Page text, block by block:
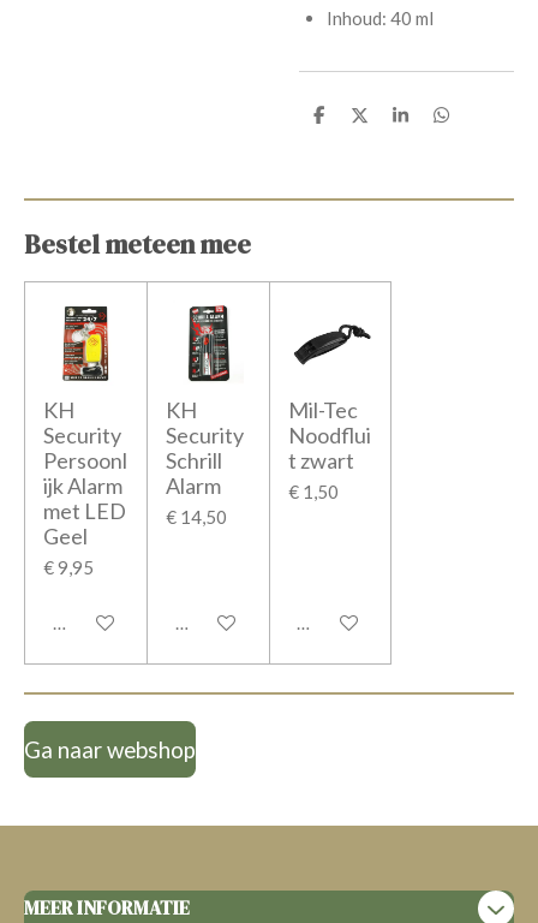
Inhoud: 40 ml
D
D
S
D
Bestel meteen mee
KH
Security
Persoonl
ijk Alarm
met LED
Geel
€ 9,95
In winkelwagen
KH
Security
Schrill
Alarm
€ 14,50
In winkelwagen
Mil-Tec
Noodflui
t zwart
€ 1,50
In winkelwagen
Ga naar webshop
MEER INFORMATIE